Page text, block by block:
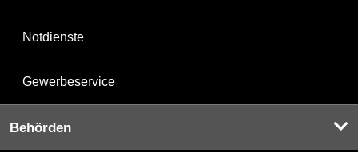
Notdienste
Gewerbeservice
Behörden